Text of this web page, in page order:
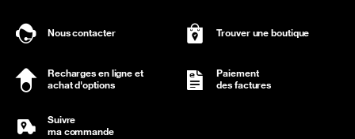
Nous contacter Trouver une boutique
Recharges en ligne et
achat d'options
Paiement
des factures
Suivre
ma commande